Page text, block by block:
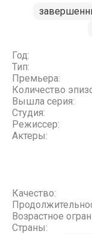
Год:
Тип:
Премьера:
Количество
Вышла серия:
Студия:
Режиссер:
Актеры:
Качество:
Возрастное
Страны: